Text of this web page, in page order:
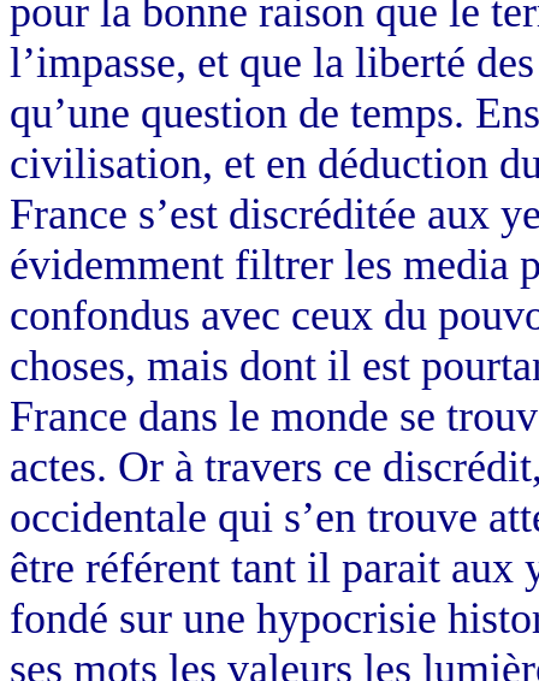
pour la bonne raison que le
l’impasse, et que la liberté
qu’une question de temps.
civilisation, et en déduction
France s’est discréditée aux
évidemment filtrer les media
confondus avec ceux du
choses, mais dont il est
France dans le monde se
actes. Or à travers ce
occidentale qui s’en trouve
être référent tant il parait aux
fondé sur une hypocrisie
ses mots les valeurs les